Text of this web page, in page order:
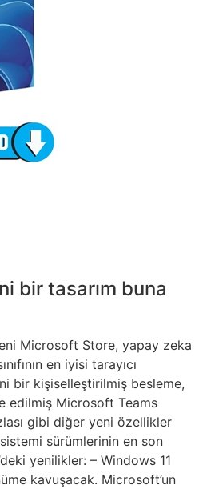
bir tasarım buna
Microsoft Store, yapay zeka
en iyisi tarayıcı
bir kişiselleştirilmiş besleme,
edilmiş Microsoft Teams
gibi diğer yeni özellikler
sürümlerinin en son
yenilikler: – Windows 11
kavuşacak. Microsoft’un